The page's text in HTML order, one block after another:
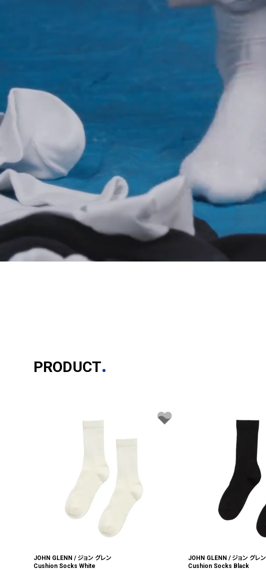
PRODUCT
JOHN GLENN / ジョン グレン
Cushion Socks White
JOHN GLENN / ジョン グレン
Cushion Socks Black